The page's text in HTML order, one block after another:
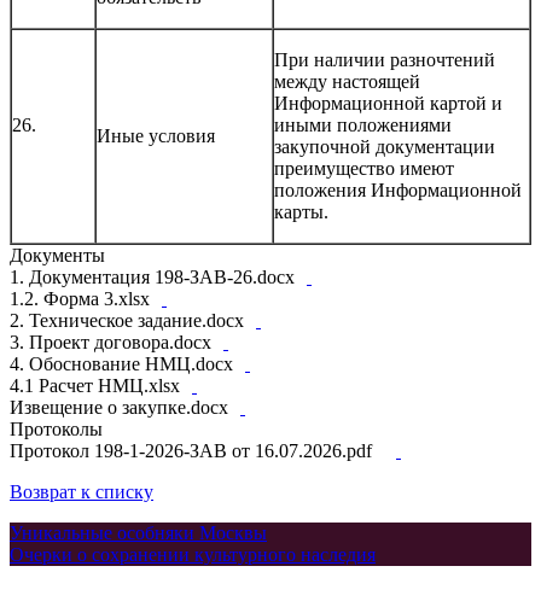
26.
Иные условия
При наличии разночтений
между настоящей
Информационной картой и
иными положениями
закупочной документации
преимущество имеют
положения Информационной
карты.
Документы
1. Документация 198-ЗАВ-26.docx
1.2. Форма 3.xlsx
2. Техническое задание.docx
3. Проект договора.docx
4. Обоснование НМЦ.docx
4.1 Расчет НМЦ.xlsx
Извещение о закупке.docx
Протоколы
Протокол 198-1-2026-ЗАВ от 16.07.2026.pdf
Возврат к списку
Уникальные особняки Москвы
Очерки о сохранении культурного наследия